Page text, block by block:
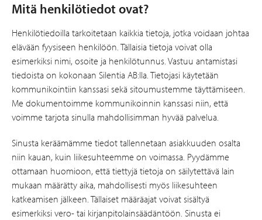
Mitä henkilötiedot ovat?
Henkilötiedoilla tarkoitetaan kaikkia tietoja, jotka voidaan johtaa
elävään fyysiseen henkilöön. Tällaisia tietoja voivat olla
esimerkiksi nimi, osoite ja henkilötunnus. Vastuu antamistasi
tiedoista on kokonaan Silentia AB:lla. Tietojasi käytetään
kommunikointiin kanssasi sekä sitoumustemme täyttämiseen.
Me dokumentoimme kommunikoinnin kanssasi niin, että
voimme tarjota sinulla mahdollisimman hyvää palvelua.
Sinusta keräämämme tiedot tallennetaan asiakkuuden osalta
niin kauan, kuin liikesuhteemme on voimassa. Pyydämme
ottamaan huomioon, että tiettyjä tietoja on säilytettävä lain
mukaan määrätty aika, mahdollisesti myös liikesuhteen
katkeamisen jälkeen. Tällaiset määräajat voivat sisältyä
esimerkiksi vero- tai kirjanpitolainsäädäntöön. Sinusta ei